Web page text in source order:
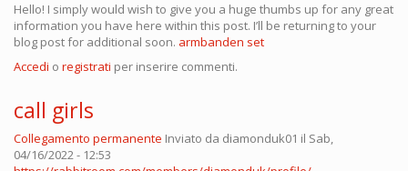
Hello! I simply would wish to give you a huge thumbs up for any great
information you have here within this post. I’ll be returning to your
blog post for additional soon. armbanden set
Accedi o registrati per inserire commenti.
call girls
Collegamento permanente Inviato da diamonduk01 il Sab,
04/16/2022 - 12:53